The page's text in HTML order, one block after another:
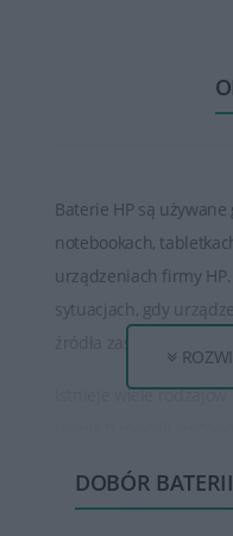
Baterie HP są
notebookach,
urządzeniach firmy
sytuacjach, gdy
źródła zasilania
Istnieje wiele
pracy na baterii.
DOBÓR